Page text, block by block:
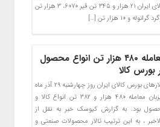
کالای ایران ۲۱ هزار و ۳۴۵ تن قیر ۶۰۷۰، ۳ هزار تن
گرانوله و ۱۰ هزار تن […]
معامله ۴۸۰ هزار تن انواع محصول
بورس کالا
تالارهای بورس کالای ایران روز چهارشنبه ۲۹ آذر ماه
میزبان معامله ۴۸۰ هزار و ۳۸۲ تن انواع کالا و
بود. به گزارش کیوسک خبر به نقل از
، به این ترتیب تالار محصولات صنعتی و